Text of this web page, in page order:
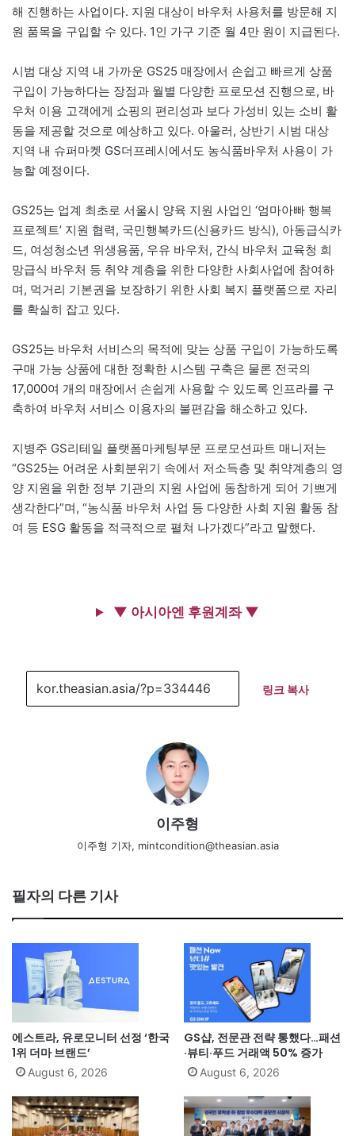
해 진행하는 사업이다. 지원 대상이 바우처 사용처를 방문해 지
원 품목을 구입할 수 있다. 1인 가구 기준 월 4만 원이 지급된다.
시범 대상 지역 내 가까운 GS25 매장에서 손쉽고 빠르게 상품
구입이 가능하다는 장점과 월별 다양한 프로모션 진행으로, 바
우처 이용 고객에게 쇼핑의 편리성과 보다 가성비 있는 소비 활
동을 제공할 것으로 예상하고 있다. 아울러, 상반기 시범 대상
지역 내 슈퍼마켓 GS더프레시에서도 농식품바우처 사용이 가
능할 예정이다.
GS25는 업계 최초로 서울시 양육 지원 사업인 ‘엄마아빠 행복
프로젝트’ 지원 협력, 국민행복카드(신용카드 방식), 아동급식카
드, 여성청소년 위생용품, 우유 바우처, 간식 바우처 교육청 희
망급식 바우처 등 취약 계층을 위한 다양한 사회사업에 참여하
며, 먹거리 기본권을 보장하기 위한 사회 복지 플랫폼으로 자리
를 확실히 잡고 있다.
GS25는 바우처 서비스의 목적에 맞는 상품 구입이 가능하도록
구매 가능 상품에 대한 정확한 시스템 구축은 물론 전국의
17,000여 개의 매장에서 손쉽게 사용할 수 있도록 인프라를 구
축하여 바우처 서비스 이용자의 불편감을 해소하고 있다.
지병주 GS리테일 플랫폼마케팅부문 프로모션파트 매니저는
“GS25는 어려운 사회분위기 속에서 저소득층 및 취약계층의 영
양 지원을 위한 정부 기관의 지원 사업에 동참하게 되어 기쁘게
생각한다”며, “농식품 바우처 사업 등 다양한 사회 지원 활동 참
여 등 ESG 활동을 적극적으로 펼쳐 나가겠다”라고 말했다.
▼ 아시아엔 후원계좌 ▼
링크 복사
이주형
이주형 기자, mintcondition@theasian.asia
필자의 다른 기사
에스트라, 유로모니터 선정 ‘한국
1위 더마 브랜드’
August 6, 2026
GS샵, 전문관 전략 통했다…패션
·뷰티·푸드 거래액 50% 증가
August 6, 2026